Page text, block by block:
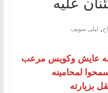
, ليلى سويف
عايش وكويس مرعب
لمحامينه
بزيارته